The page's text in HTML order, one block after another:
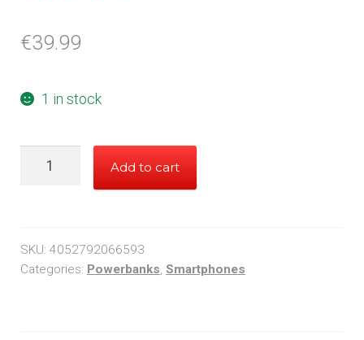
€39.99
1 in stock
Add to cart
SKU: 4052792066593
Categories: Powerbanks, Smartphones